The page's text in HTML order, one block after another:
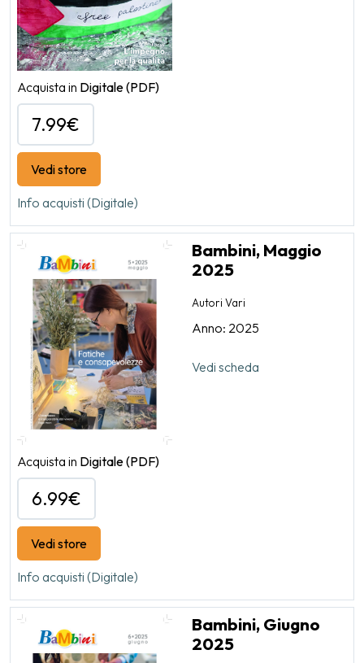
Acquista in Digitale(PDF)
7.99€
Vedi store
Info acquisti (Digitale)
Bambini, Maggio
2025
Autori Vari
Anno: 2025
Vedi scheda
Acquista in Digitale(PDF)
6.99€
Vedi store
Info acquisti (Digitale)
Bambini, Giugno
2025